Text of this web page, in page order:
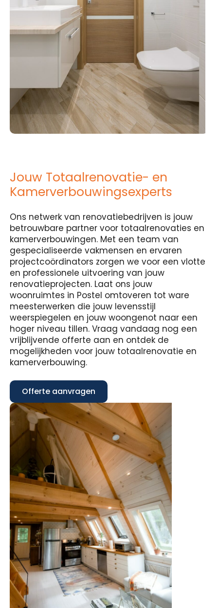
Jouw Totaalrenovatie- en
Kamerverbouwingsexperts
Ons netwerk van renovatiebedrijven is jouw
betrouwbare partner voor totaalrenovaties en
kamerverbouwingen. Met een team van
gespecialiseerde vakmensen en ervaren
projectcoördinators zorgen we voor een vlotte
en professionele uitvoering van jouw
renovatieprojecten. Laat ons jouw
woonruimtes in Postel omtoveren tot ware
meesterwerken die jouw levensstijl
weerspiegelen en jouw woongenot naar een
hoger niveau tillen. Vraag vandaag nog een
vrijblijvende offerte aan en ontdek de
mogelijkheden voor jouw totaalrenovatie en
kamerverbouwing.
Offerte aanvragen